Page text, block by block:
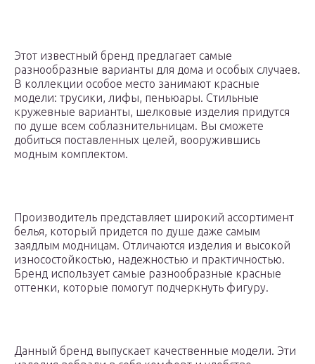
Этот известный бренд предлагает самые
разнообразные варианты для дома и особых случаев.
В коллекции особое место занимают красные
модели: трусики, лифы, пеньюары. Стильные
кружевные варианты, шелковые изделия придутся
по душе всем соблазнительницам. Вы сможете
добиться поставленных целей, вооружившись
модным комплектом.
Производитель представляет широкий ассортимент
белья, который придется по душе даже самым
заядлым модницам. Отличаются изделия и высокой
износостойкостью, надежностью и практичностью.
Бренд использует самые разнообразные красные
оттенки, которые помогут подчеркнуть фигуру.
Данный бренд выпускает качественные модели. Эти